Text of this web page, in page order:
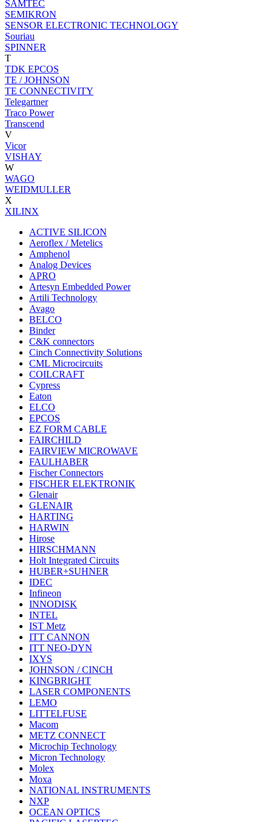
SAMTEC
SEMIKRON
SENSOR ELECTRONIC TECHNOLOGY
Souriau
SPINNER
T
TDK EPCOS
TE / JOHNSON
TE CONNECTIVITY
Telegartner
Traco Power
Transcend
V
Vicor
VISHAY
W
WAGO
WEIDMULLER
X
XILINX
ACTIVE SILICON
Aeroflex / Metelics
Amphenol
Analog Devices
APRO
Artesyn Embedded Power
Artili Technology
Avago
BELCO
Binder
C&K connectors
Cinch Connectivity Solutions
CML Microcircuits
COILCRAFT
Cypress
Eaton
ELCO
EPCOS
EZ FORM CABLE
FAIRCHILD
FAIRVIEW MICROWAVE
FAULHABER
Fischer Connectors
FISCHER ELEKTRONIK
Glenair
GLENAIR
HARTING
HARWIN
Hirose
HIRSCHMANN
Holt Integrated Circuits
HUBER+SUHNER
IDEC
Infineon
INNODISK
INTEL
IST Metz
ITT CANNON
ITT NEO-DYN
IXYS
JOHNSON / CINCH
KINGBRIGHT
LASER COMPONENTS
LEMO
LITTELFUSE
Macom
METZ CONNECT
Microchip Technology
Micron Technology
Molex
Moxa
NATIONAL INSTRUMENTS
NXP
OCEAN OPTICS